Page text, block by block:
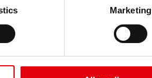
Marketing